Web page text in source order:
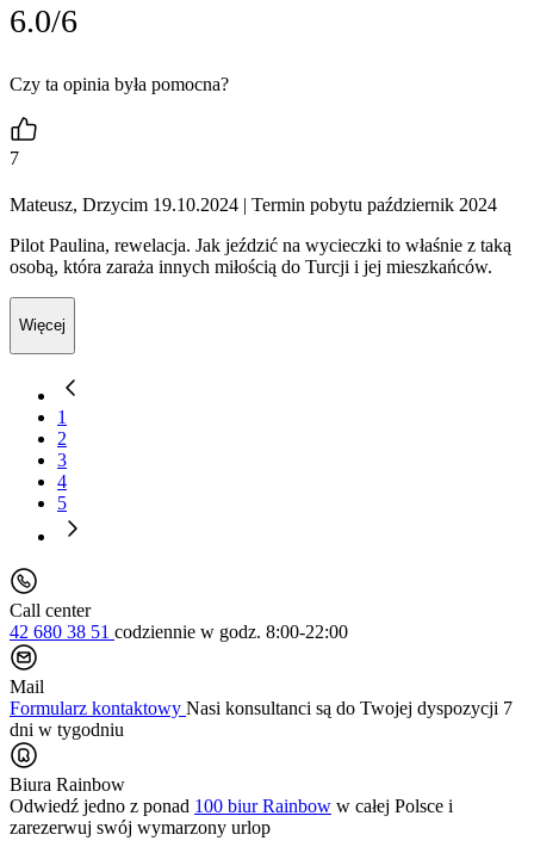
6.0/6
Czy ta opinia była pomocna?
7
Mateusz, Drzycim 19.10.2024 | Termin pobytu październik 2024
Pilot Paulina, rewelacja. Jak jeździć na wycieczki to właśnie z taką
osobą, która zaraża innych miłością do Turcji i jej mieszkańców.
Więcej
1
2
3
4
5
Call center
42 680 38 51 codziennie w godz. 8:00-22:00
Mail
Formularz kontaktowy Nasi konsultanci są do Twojej dyspozycji 7
dni w tygodniu
Biura Rainbow
Odwiedź jedno z ponad 100 biur Rainbow w całej Polsce i
zarezerwuj swój wymarzony urlop